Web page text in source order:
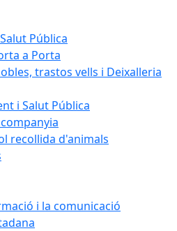
Pública
a Porta
trastos vells i Deixalleria
i Salut Pública
recollida d'animals
i la comunicació